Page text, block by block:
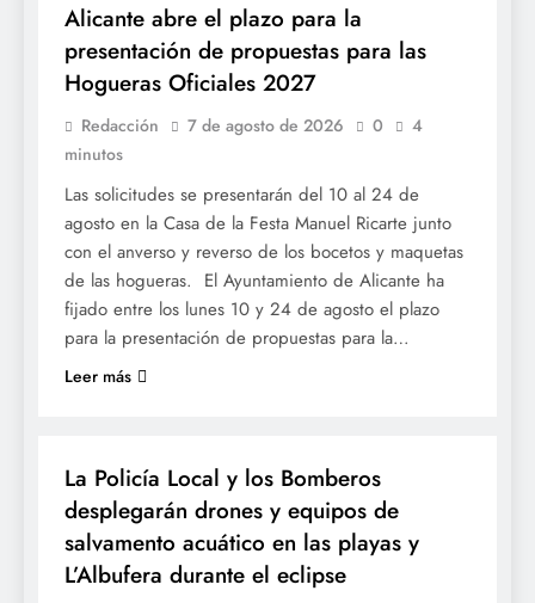
Alicante abre el plazo para la
presentación de propuestas para las
Hogueras Oficiales 2027
Redacción 7 de agosto de 2026 0
4
minutos
Las solicitudes se presentarán del 10 al 24 de
agosto en la Casa de la Festa Manuel Ricarte junto
con el anverso y reverso de los bocetos y maquetas
de las hogueras. El Ayuntamiento de Alicante ha
fijado entre los lunes 10 y 24 de agosto el plazo
para la presentación de propuestas para la…
Leer más
La Policía Local y los Bomberos
desplegarán drones y equipos de
salvamento acuático en las playas y
L’Albufera durante el eclipse